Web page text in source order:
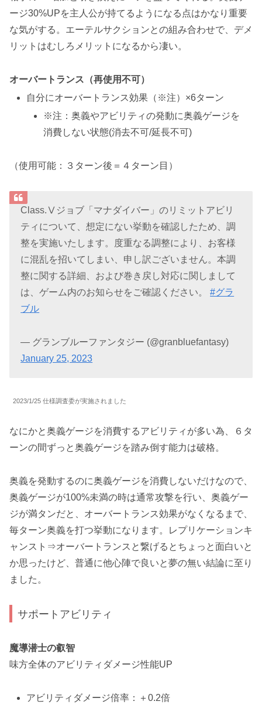
ージ30%UPを主人公が持てる ようになる点はかなり重要
な気がする。 エーテルサクションとの組み合わせで、デメ
リットはむしろメリットになるから凄い。
オーバートランス （再使用不可）
自分にオーバートランス効果 （※注）×6ターン
※注：奥義やアビリティの発動に奥義ゲージを
消費しない状態(消去不可/延長不可)
（使用可能：３ターン後＝４ターン目）
Class.Ⅴジョブ「マナダイバー」のリミットアビリ
ティについて、想定にない挙動を確認したため、調
整を実施いたします。度重なる調整により、お客様
に混乱を招いてしまい、申し訳ございません。本調
整に関する詳細、および巻き戻し対応に関しまして
は、ゲーム内のお知らせをご確認ください。#グラ
ブル
— グランブルーファンタジー (@granbluefantasy)
January 25, 2023
2023/1/25 仕様調査委が実施されました
なにかと奥義ゲージを消費するアビリティが多い為、６タ
ーンの間ずっと奥義ゲージを踏み倒す能力は破格。
奥義を発動するのに奥義ゲージを消費しないだけなので、
奥義ゲージが100%未満の時は通常攻撃を行い、 奥義ゲー
ジが満タンだと、オーバートランス効果がなくなるまで、
毎ターン奥義を打つ挙動になります。
レプリケーションキ
ャンスト ⇒オーバートランス と繋げるとちょっと面白いと
か思ったけど、普通に他心陣で良いと夢の無い結論に至り
ました。
サポートアビリティ
魔導潜士の叡智
味方全体のアビリティダメージ性能UP
アビリティダメージ倍率：＋0.2倍